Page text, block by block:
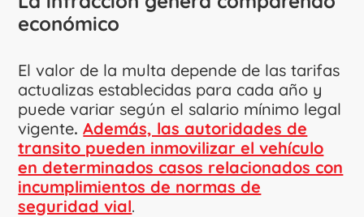
económico
El valor de la multa depende de las tarifas
actualizas establecidas para cada año y
puede variar según el salario mínimo legal
vigente.Además, las autoridades de
transito pueden inmovilizar el vehículo
en determinados casos relacionados con
incumplimientos de normas de
seguridad vial.